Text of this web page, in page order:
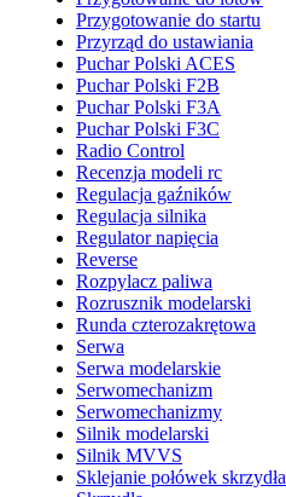
Przygotowanie do startu
Przyrząd do ustawiania
Puchar Polski ACES
Puchar Polski F2B
Puchar Polski F3A
Puchar Polski F3C
Radio Control
Recenzja modeli rc
Regulacja gaźników
Regulacja silnika
Regulator napięcia
Reverse
Rozpylacz paliwa
Rozrusznik modelarski
Runda czterozakrętowa
Serwa
Serwa modelarskie
Serwomechanizm
Serwomechanizmy
Silnik modelarski
Silnik MVVS
Sklejanie połówek skrzydła